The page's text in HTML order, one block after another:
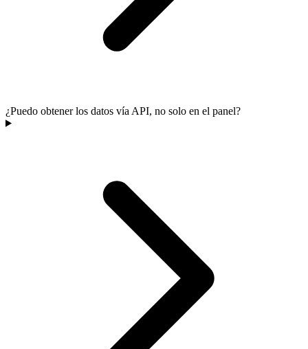
¿Puedo obtener los datos vía API, no solo en el panel?